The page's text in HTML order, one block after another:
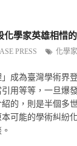
化學家英雄相惜
PRESS 化學家
成為臺灣學術界
用等等，一旦爆
的，則是半個多
可能的學術糾紛